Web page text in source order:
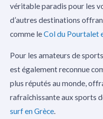
véritable paradis pour les
d’autres destinations
comme leCol du Pourtalet
Pour les amateurs de
est également reconnue
plus réputés au monde,
rafraîchissante aux sports
surf en Grèce.